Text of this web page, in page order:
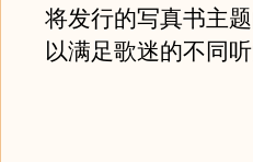
将发行的写真书主
以满足歌迷的不同听